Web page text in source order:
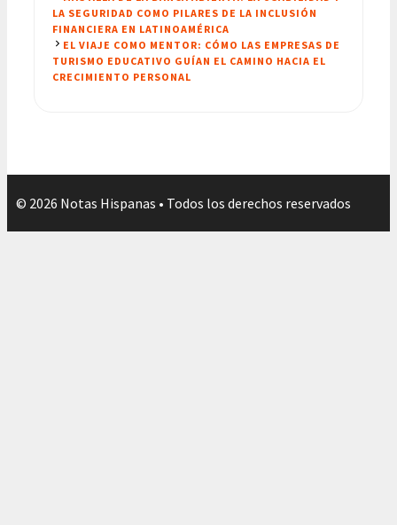
LA SEGURIDAD COMO PILARES DE LA INCLUSIÓN
FINANCIERA EN LATINOAMÉRICA
EL VIAJE COMO MENTOR: CÓMO LAS EMPRESAS DE
TURISMO EDUCATIVO GUÍAN EL CAMINO HACIA EL
CRECIMIENTO PERSONAL
© 2026 Notas Hispanas • Todos los derechos reservados